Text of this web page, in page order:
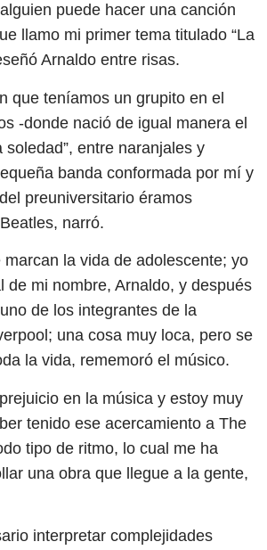
puede hacer una canción
llamo mi primer tema titulado “La
Arnaldo entre risas.
que teníamos un grupito en el
-donde nació de igual manera el
soledad”, entre naranjales y
banda conformada por mí y
preuniversitario éramos
narró.
marcan la vida de adolescente; yo
de mi nombre, Arnaldo, y después
de los integrantes de la
una cosa muy loca, pero se
la vida, rememoró el músico.
en la música y estoy muy
tenido ese acercamiento a The
tipo de ritmo, lo cual me ha
una obra que llegue a la gente,
interpretar complejidades